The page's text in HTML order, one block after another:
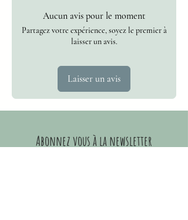
Aucun avis pour le moment
Partagez votre expérience, soyez le premier à
laisser un avis.
Laisser un avis
Abonnez vousà la newsletter